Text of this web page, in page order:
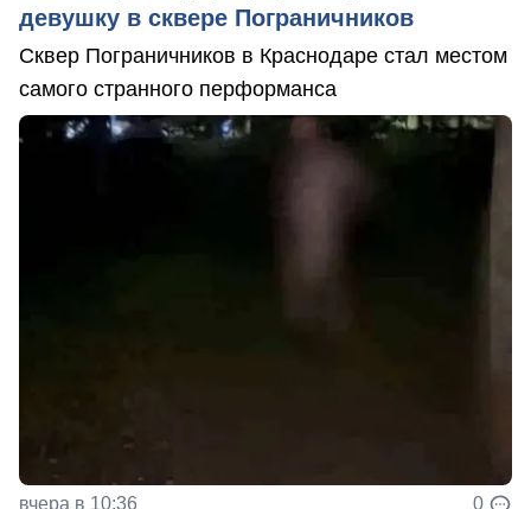
девушку в сквере Пограничников
Сквер Пограничников в Краснодаре стал местом
самого странного перформанса
вчера в 10:36 0